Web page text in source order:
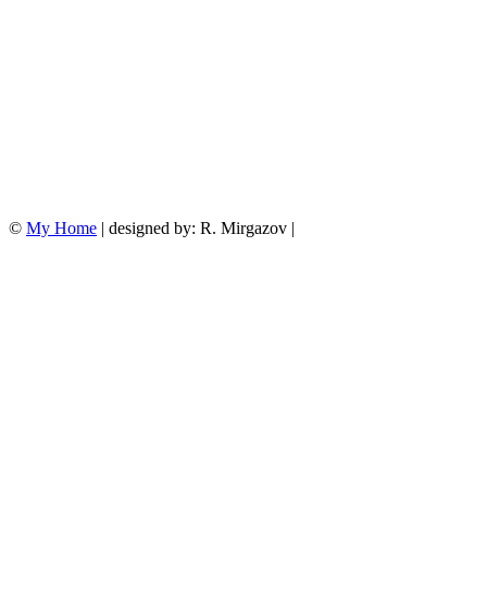
© My Home | designed by: R. Mirgazov |